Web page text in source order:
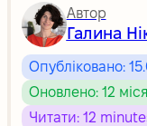
Автор
Галина
Опубліковано:
Оновлено: 12
Читати: 12